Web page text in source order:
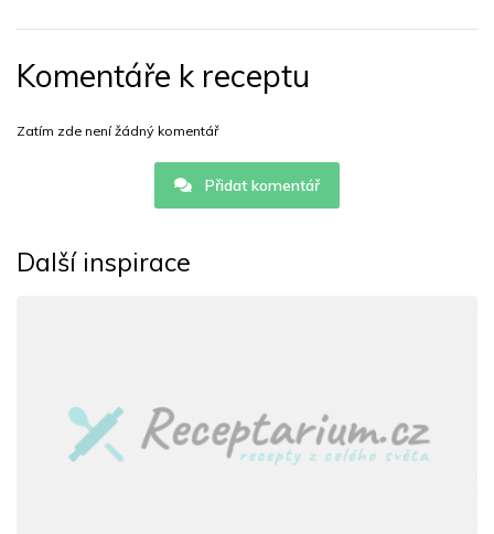
Komentáře k receptu
Zatím zde není žádný komentář
Přidat komentář
Další inspirace